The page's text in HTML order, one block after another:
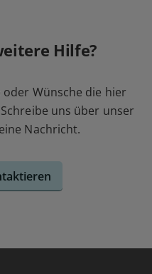
Hilfe?
Wünsche die hier
uns über unser
eine Nachricht.